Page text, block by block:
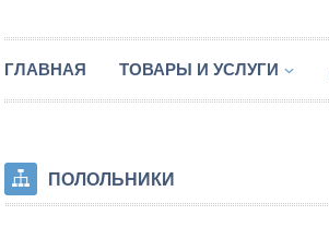
ГЛАВНАЯ ТОВАРЫ И УСЛУГИ
ПОЛОЛЬНИКИ